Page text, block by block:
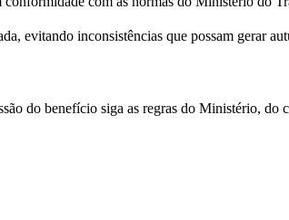
evitando inconsistências que possam gerar
do benefício siga as regras do Ministério, do